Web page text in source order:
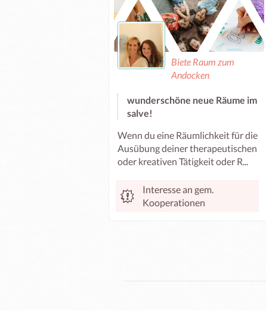
Biete Raum zum
Andocken
wunderschöne neue Räume im
salve!
Wenn du eine Räumlichkeit für die
Ausübung deiner therapeutischen
oder kreativen Tätigkeit oder R...
Interesse an gem.
Kooperationen